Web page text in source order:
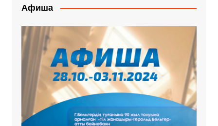
Афиша